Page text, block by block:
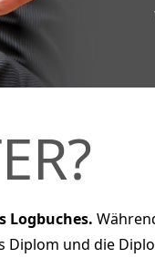
Logbuches.
und die